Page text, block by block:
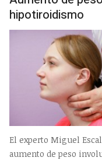
hipotiroidismo
El experto Miguel
aumento de peso